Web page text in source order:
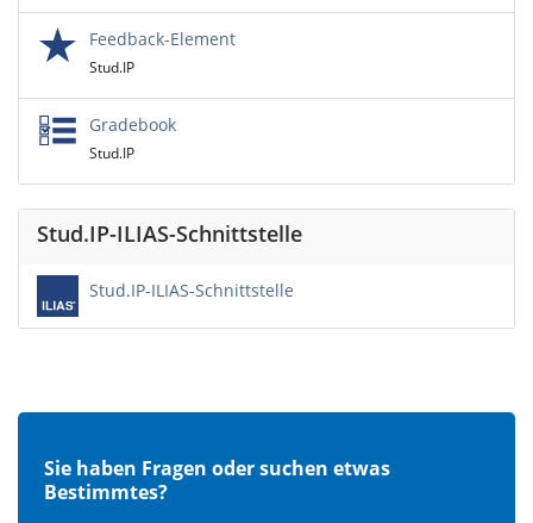
Feedback-Element
Stud.IP
Gradebook
Stud.IP
Stud.IP-ILIAS-Schnittstelle
Stud.IP-ILIAS-Schnittstelle
Sie haben Fragen oder suchen etwas
Bestimmtes?